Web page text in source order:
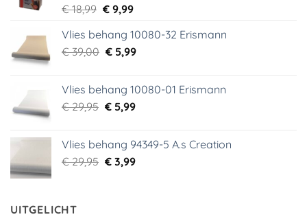
€18,99 Oorspronkelijke
was:
€ 18,99.
€9,99Huidige
is:
€ 9,99.
Vlies behang 10080-32 Erismann
€39,00 Oorspronkelijke
€ 39,00.
€5,99Huidige
€ 5,99.
Vlies behang 10080-01 Erismann
€29,95 Oorspronkelijke
€ 29,95.
€5,99Huidige
€ 5,99.
Vlies behang 94349-5 A.s Creation
€29,95 Oorspronkelijke
€3,99Huidige
UITGELICHT